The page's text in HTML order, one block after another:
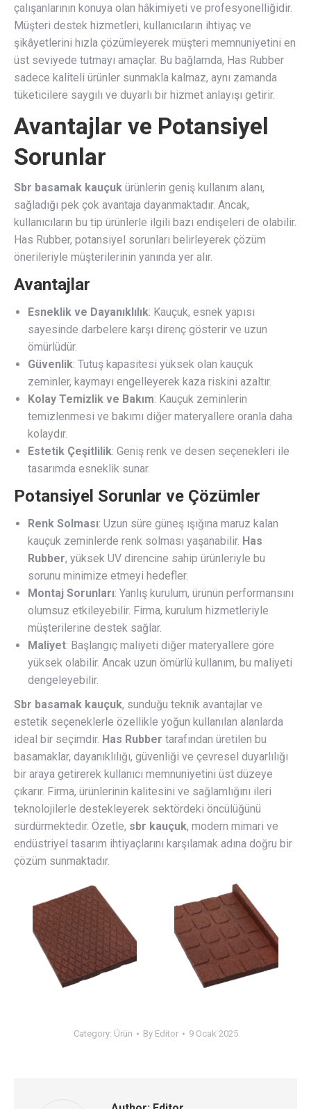
çalışanlarının konuya olan hâkimiyeti ve profesyonelliğidir.
Müşteri destek hizmetleri, kullanıcıların ihtiyaç ve
şikâyetlerini hızla çözümleyerek müşteri memnuniyetini en
üst seviyede tutmayı amaçlar. Bu bağlamda, Has Rubber
sadece kaliteli ürünler sunmakla kalmaz, aynı zamanda
tüketicilere saygılı ve duyarlı bir hizmet anlayışı getirir.
Avantajlar ve Potansiyel
Sorunlar
Sbr basamak kauçuk ürünlerin geniş kullanım alanı,
sağladığı pek çok avantaja dayanmaktadır. Ancak,
kullanıcıların bu tip ürünlerle ilgili bazı endişeleri de olabilir.
Has Rubber, potansiyel sorunları belirleyerek çözüm
önerileriyle müşterilerinin yanında yer alır.
Avantajlar
Esneklik ve Dayanıklılık: Kauçuk, esnek yapısı
sayesinde darbelere karşı direnç gösterir ve uzun
ömürlüdür.
Güvenlik: Tutuş kapasitesi yüksek olan kauçuk
zeminler, kaymayı engelleyerek kaza riskini azaltır.
Kolay Temizlik ve Bakım: Kauçuk zeminlerin
temizlenmesi ve bakımı diğer materyallere oranla daha
kolaydır.
Estetik Çeşitlilik: Geniş renk ve desen seçenekleri ile
tasarımda esneklik sunar.
Potansiyel Sorunlar ve Çözümler
Renk Solması: Uzun süre güneş ışığına maruz kalan
kauçuk zeminlerde renk solması yaşanabilir. Has
Rubber, yüksek UV direncine sahip ürünleriyle bu
sorunu minimize etmeyi hedefler.
Montaj Sorunları: Yanlış kurulum, ürünün performansını
olumsuz etkileyebilir. Firma, kurulum hizmetleriyle
müşterilerine destek sağlar.
Maliyet: Başlangıç maliyeti diğer materyallere göre
yüksek olabilir. Ancak uzun ömürlü kullanım, bu maliyeti
dengeleyebilir.
Sbr basamak kauçuk, sunduğu teknik avantajlar ve
estetik seçeneklerle özellikle yoğun kullanılan alanlarda
ideal bir seçimdir. Has Rubber tarafından üretilen bu
basamaklar, dayanıklılığı, güvenliği ve çevresel duyarlılığı
bir araya getirerek kullanıcı memnuniyetini üst düzeye
çıkarır. Firma, ürünlerinin kalitesini ve sağlamlığını ileri
teknolojilerle destekleyerek sektördeki öncülüğünü
sürdürmektedir. Özetle, sbr kauçuk, modern mimari ve
endüstriyel tasarım ihtiyaçlarını karşılamak adına doğru bir
çözüm sunmaktadır.
Category: Ürün By Editor 9 Ocak 2025